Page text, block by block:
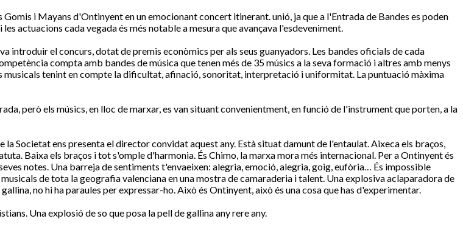
i Mayans d'Ontinyent en un emocionant concert itinerant. unió, ja que a l'Entrada de Bandes es poden
actuacions cada vegada és més notable a mesura que avançava l'esdeveniment.
introduir el concurs, dotat de premis econòmics per als seus guanyadors. Les bandes oficials de cada
compta amb bandes de música que tenen més de 35 músics a la seva formació i altres amb menys
tenint en compte la dificultat, afinació, sonoritat, interpretació i uniformitat. La puntuació màxima
però els músics, en lloc de marxar, es van situant convenientment, en funció de l'instrument que porten, a la
Societat ens presenta el director convidat aquest any. Està situat damunt de l'entaulat. Aixeca els braços,
Baixa els braços i tot s'omple d'harmonia. És Chimo, la marxa mora més internacional. Per a Ontinyent és
notes. Una barreja de sentiments t'envaeixen: alegria, emoció, alegria, goig, eufòria… És impossible
de tota la geografia valenciana en una mostra de camaraderia i talent. Una explosiva aclaparadora de
no hi ha paraules per expressar-ho. Això és Ontinyent, això és una cosa que has d'experimentar.
Una explosió de so que posa la pell de gallina any rere any.